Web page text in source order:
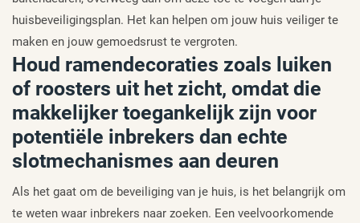
huisbeveiligingsplan. Het kan helpen om jouw huis veiliger te
maken en jouw gemoedsrust te vergroten.
Houd ramendecoraties zoals luiken
of roosters uit het zicht, omdat die
makkelijker toegankelijk zijn voor
potentiële inbrekers dan echte
slotmechanismes aan deuren
Als het gaat om de beveiliging van je huis, is het belangrijk om
te weten waar inbrekers naar zoeken. Een veelvoorkomende